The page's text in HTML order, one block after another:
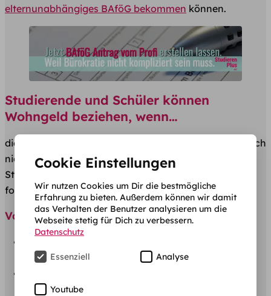
elternunabhängiges BAföG bekommen können.
Studierende und Schüler können
Wohngeld beziehen, wenn…
die Ausbildung (Schule oder Studium) dem Grunde nach
nicht mit BAföG förderfähig ist. Das trifft auf alle
Studierenden zu, deren Ausbildung aus einem der
folgenden Gründe nicht BAföG-förderfähig ist:
Voraussetzungen Wohngeld Studenten
Jahren überschritten hast,
nicht erbringen
Cookie Einstellungen
Wir nutzen Cookies um Dir die bestmögliche
Erfahrung zu bieten. Außerdem können wir damit
das Verhalten der Benutzer analysieren um die
Webseite stetig für Dich zu verbessern.
Datenschutz
Essenziell Analyse
Youtube